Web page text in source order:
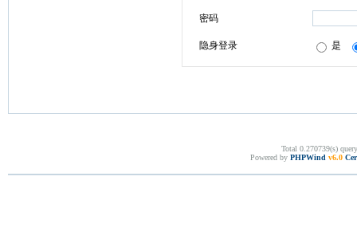
密码
隐身登录 是
Total 0.270739(s)
Powered by PHPWind v6.0